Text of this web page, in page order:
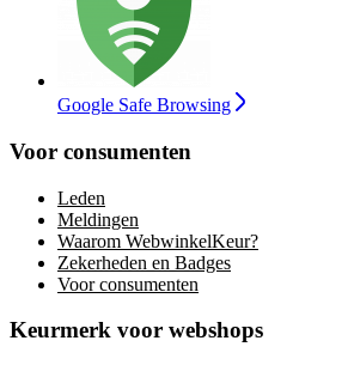
Google Safe Browsing
Voor consumenten
Leden
Meldingen
Waarom WebwinkelKeur?
Zekerheden en Badges
Voor consumenten
Keurmerk voor webshops